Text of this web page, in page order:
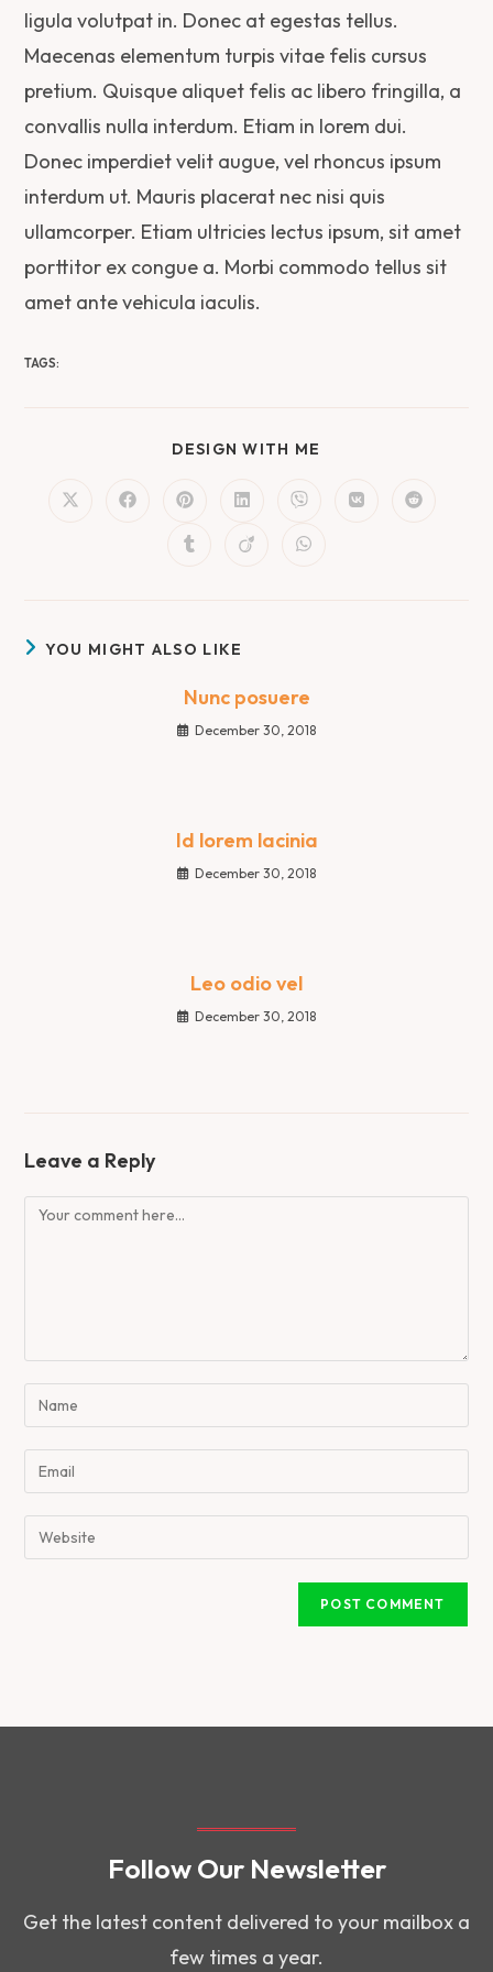
ligula volutpat in. Donec at egestas tellus.
Maecenas elementum turpis vitae felis cursus
pretium. Quisque aliquet felis ac libero fringilla, a
convallis nulla interdum. Etiam in lorem dui.
Donec imperdiet velit augue, vel rhoncus ipsum
interdum ut. Mauris placerat nec nisi quis
ullamcorper. Etiam ultricies lectus ipsum, sit amet
porttitor ex congue a. Morbi commodo tellus sit
amet ante vehicula iaculis.
TAGS:
DESIGN WITH ME
YOU MIGHT ALSO LIKE
Nunc posuere
December 30, 2018
Id lorem lacinia
December 30, 2018
Leo odio vel
December 30, 2018
Leave a Reply
Follow Our Newsletter
Get the latest content delivered to your mailbox a
few times a year.